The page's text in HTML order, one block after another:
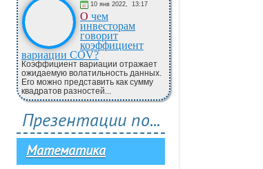
10 янв 2022, 13:17
О чем
инвесторам
говорит
коэффициент
вариации COV?
Коэффициент вариации отражает
ожидаемую волатильность данных.
Его можно представить как сумму
квадратов разностей...
Презентации по...
Математика